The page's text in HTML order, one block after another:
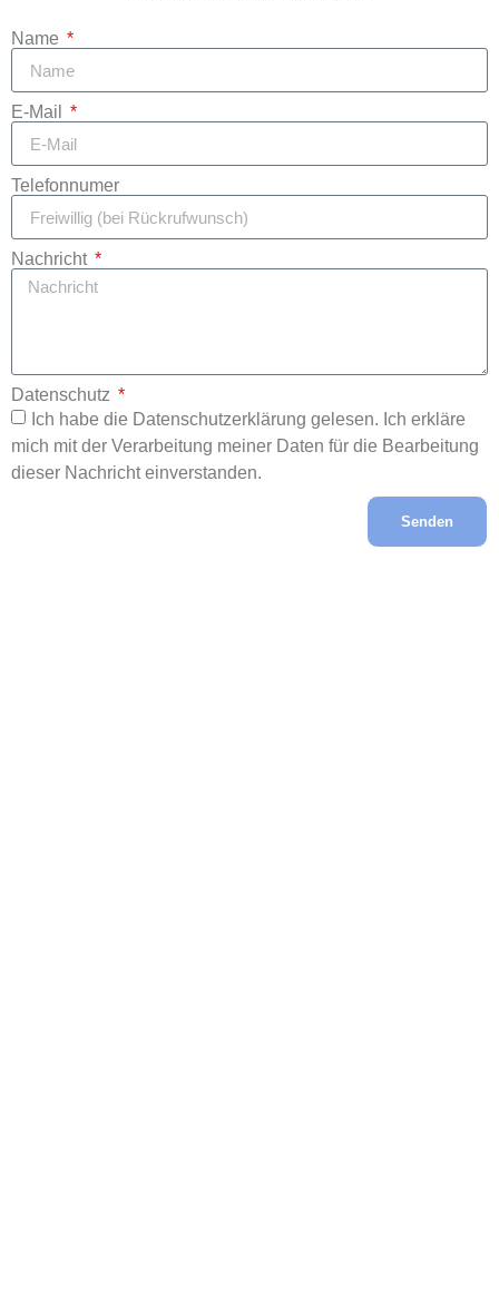
Name
E-Mail
Telefonnumer
Nachricht
Datenschutz
Ich habe die Datenschutzerklärung gelesen. Ich erkläre
mich mit der Verarbeitung meiner Daten für die Bearbeitung
dieser Nachricht einverstanden.
Senden